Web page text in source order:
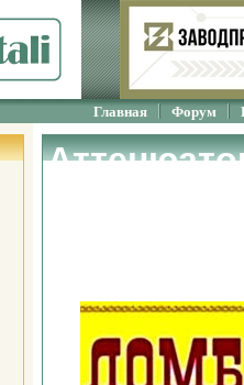
Главная Форум